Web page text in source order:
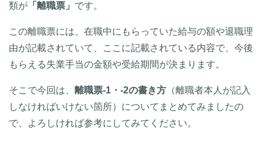
類が 「離職票」 です。
この離職票には、在職中にもらっていた給与の額や退職理
由が記載されていて、ここに記載されている内容で、今後
もらえる失業手当の金額や受給期間が決まります。
そこで今回は、 離職票-1・-2の書き方 （離職者本人が記入
しなければいけない箇所）についてまとめてみましたの
で、よろしければ参考にしてみてください。